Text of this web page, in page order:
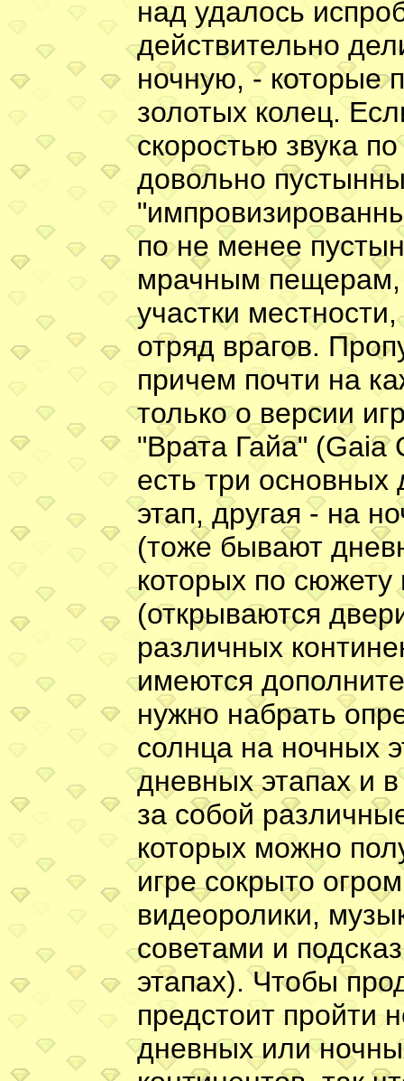
над удалось
действительно
ночную, - которые
золотых колец.
скоростью звука
довольно
по не менее
мрачным пещерам,
участки
отряд врагов.
причем почти на
только о версии
"Врата Гайа" (Gaia
есть три
этап, другая - на
(тоже бывают
которых по сюжету
(открываются
различных
имеются
нужно набрать
солнца на ночных
дневных этапах и
за собой
которых можно
игре сокрыто
видеоролики,
советами и
этапах). Чтобы
предстоит пройти
дневных или